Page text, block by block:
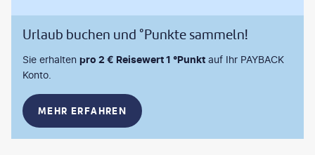
Urlaub buchen und °Punkte sammeln!
Sie erhalten pro 2 € Reisewert 1 °Punkt auf Ihr PAYBACK
Konto.
MEHR ERFAHREN